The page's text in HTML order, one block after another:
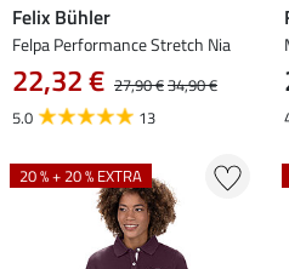
Felix Bühler
Felpa Performance Stretch Nia
22,32 € 27,90 €34,90 €
5.0
13
20 % + 20 % EXTRA